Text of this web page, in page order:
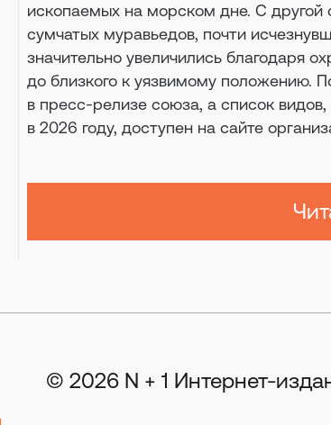
ископаемых на морском дне. С другой
сумчатых муравьедов, почти
значительно увеличились благодаря
до близкого к уязвимому положению.
в пресс-релизе союза, а список
в 2026 году, доступен на сайте
© 2026 N + 1 Интернет-